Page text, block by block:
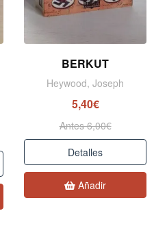
BERKUT
Heywood, Joseph
5,40€
Antes 6,00€
Detalles
Añadir